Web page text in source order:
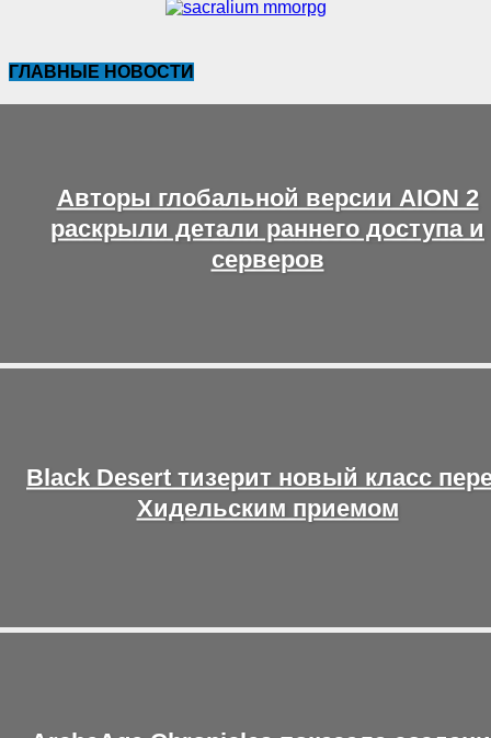
ГЛАВНЫЕ НОВОСТИ
Авторы глобальной версии AION 2
раскрыли детали раннего доступа и
серверов
Black Desert тизерит новый класс
Хидельским приемом